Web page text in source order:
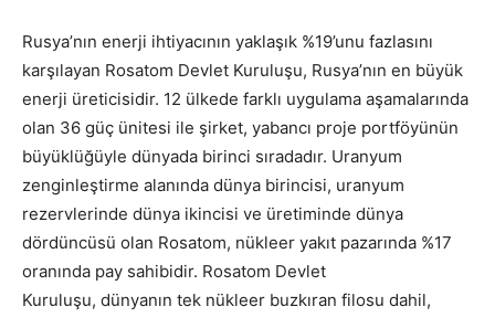
Rusya’nın enerji ihtiyacının yaklaşık %19’unu fazlasını
karşılayan Rosatom Devlet Kuruluşu, Rusya’nın en büyük
enerji üreticisidir. 12 ülkede farklı uygulama aşamalarında
olan 36 güç ünitesi ile şirket, yabancı proje portföyünün
büyüklüğüyle dünyada birinci sıradadır. Uranyum
zenginleştirme alanında dünya birincisi, uranyum
rezervlerinde dünya ikincisi ve üretiminde dünya
dördüncüsü olan Rosatom, nükleer yakıt pazarında %17
oranında pay sahibidir. Rosatom Devlet
Kuruluşu, dünyanın tek nükleer buzkıran filosu dahil,